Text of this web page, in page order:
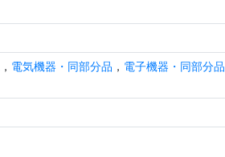
， 電気機器・同部分品 ， 電子機器・同部分品